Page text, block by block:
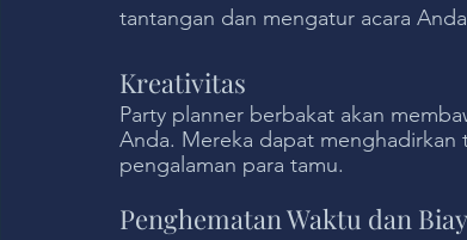
tantangan dan mengatur acara
Kreativitas
Party planner berbakat akan
Anda. Mereka dapat
pengalaman para tamu.
Penghematan Waktu dan